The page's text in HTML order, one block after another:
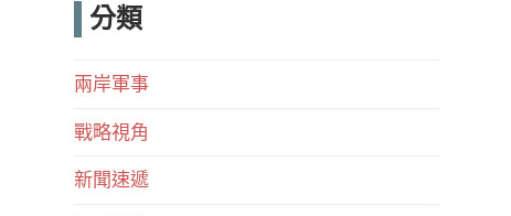
分類
兩岸軍事
戰略視角
新聞速遞